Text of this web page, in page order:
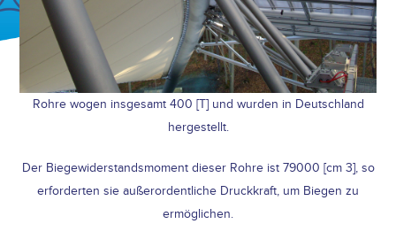
Rohre wogen insgesamt 400 [T] und wurden in Deutschland
hergestellt.
Der Biegewiderstandsmoment dieser Rohre ist 79000 [cm 3], so
erforderten sie außerordentliche Druckkraft, um Biegen zu
ermöglichen.